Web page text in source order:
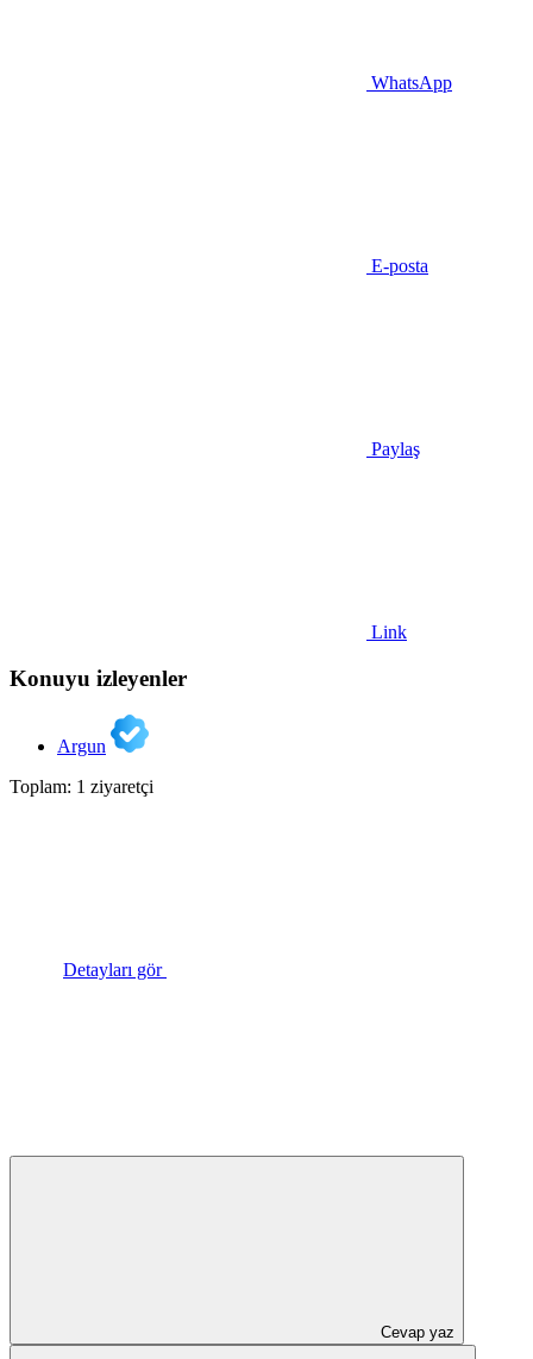
WhatsApp
E-posta
Paylaş
Link
Konuyu izleyenler
Argun
Toplam: 1 ziyaretçi
Detayları gör
Cevap yaz